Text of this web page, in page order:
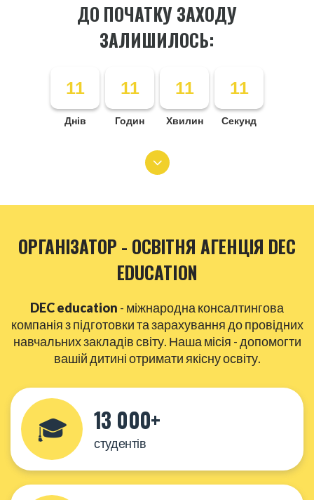
ДО ПОЧАТКУ ЗАХОДУ
ЗАЛИШИЛОСЬ:
11
Днів
11
Годин
11
Хвилин
11
Секунд
ОРГАНІЗАТОР - ОСВІТНЯ АГЕНЦІЯ DEC
EDUCATION
DEC education - міжнародна консалтингова
компанія з підготовки та зарахування до провідних
навчальних закладів світу. Наша місія - допомогти
вашій дитині отримати якісну освіту.
🎓 13 000+
студентів